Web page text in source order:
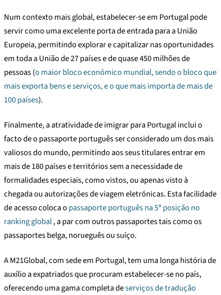
Num contexto mais global, estabelecer-se em Portugal pode
servir como uma excelente porta de entrada para a União
Europeia, permitindo explorar e capitalizar nas oportunidades
em toda a União de 27 países e de quase 450 milhões de
pessoas (o maior bloco económico mundial, sendo o bloco que
mais exporta bens e serviços, e o que mais importa de mais de
100 países).
Finalmente, a atratividade de imigrar para Portugal inclui o
facto de o passaporte português ser considerado um dos mais
valiosos do mundo, permitindo aos seus titulares entrar em
mais de 180 países e territórios sem a necessidade de
formalidades especiais, como vistos, ou apenas visto à
chegada ou autorizações de viagem eletrónicas. Esta facilidade
de acesso coloca opassaporte português na 5ª posição no
ranking global, a par com outros passaportes tais como os
passaportes belga, norueguês ou suíço.
A M21Global, com sede em Portugal, tem uma longa história de
auxílio a expatriados que procuram estabelecer-se no país,
oferecendo uma gama completa deserviços de tradução